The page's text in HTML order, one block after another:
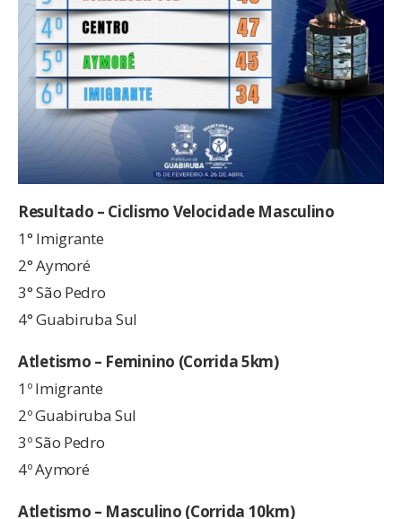
Resultado – Ciclismo Velocidade Masculino
1° Imigrante
2° Aymoré
3° São Pedro
4° Guabiruba Sul
Atletismo – Feminino (Corrida 5km)
1º Imigrante
2º Guabiruba Sul
3º São Pedro
4º Aymoré
Atletismo – Masculino (Corrida 10km)